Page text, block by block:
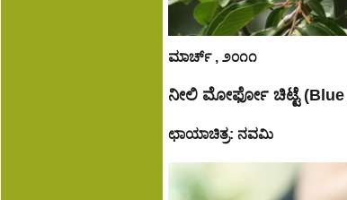
ಮಾರ್ಚ್ , ೨೦೧೧
ನೀಲಿ ಮೋರ್ಫೋ ಚಿಟ್ಟೆ (Blue
ಛಾಯಾಚಿತ್ರ: ನವಮಿ